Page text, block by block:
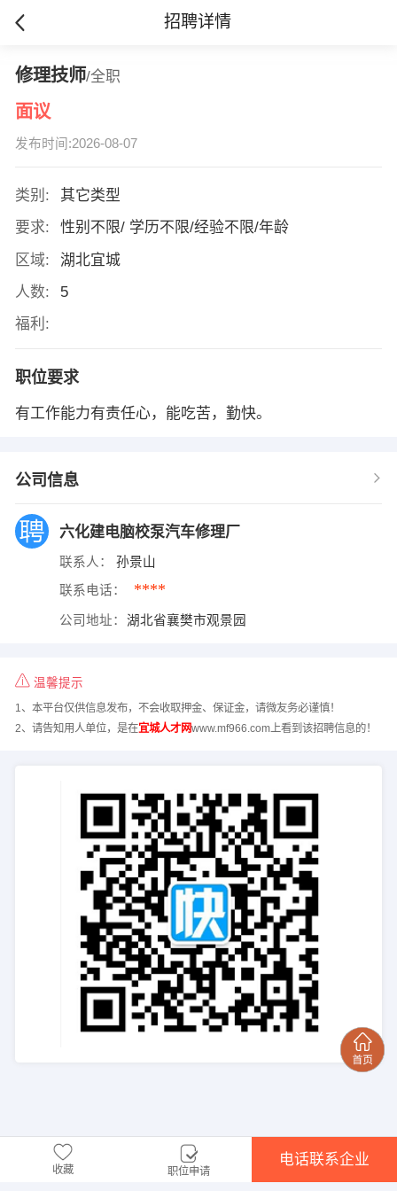
招聘详情
修理技师/全职
面议
发布时间:2026-08-07
类别:
其它类型
要求:
性别不限/ 学历不限/经验不限/年龄
区域:
湖北宜城
人数:
5
福利:
职位要求
有工作能力有责任心，能吃苦，勤快。
公司信息
六化建电脑校泵汽车修理厂
联系人： 孙景山
联系电话： ****
公司地址： 湖北省襄樊市观景园
温馨提示
1、本平台仅供信息发布，不会收取押金、保证金，请微友务必谨慎！
2、请告知用人单位，是在宜城人才网www.mf966.com上看到该招聘信息的！
收藏 职位申请
电话联系企业